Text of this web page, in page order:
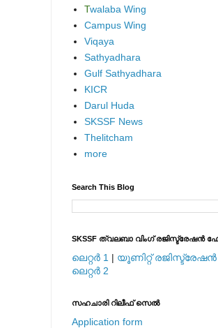
Twalaba Wing
Campus Wing
Viqaya
Sathyadhara
Gulf Sathyadhara
KICR
Darul Huda
SKSSF News
Thelitcham
more
Search This Blog
SKSSF ത്വലബാ വിംഗ് രജിസ്ട്രേഷന്‍
ലെറ്റര്‍ 1 | യൂണിറ്റ്
ലെറ്റര്‍ 2
സഹചാരി റിലീഫ് സെല്‍
Application form